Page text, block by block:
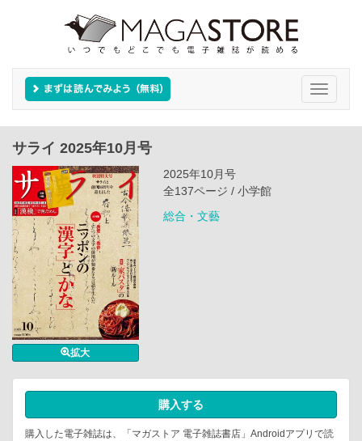
Toggle
サライ 2025年10月号
拡大
2025年10月号
全137ページ / 小学館
総合・文藝
購入する
購入した電子雑誌は、「マガストア 電子雑誌書店」Androidアプリで読